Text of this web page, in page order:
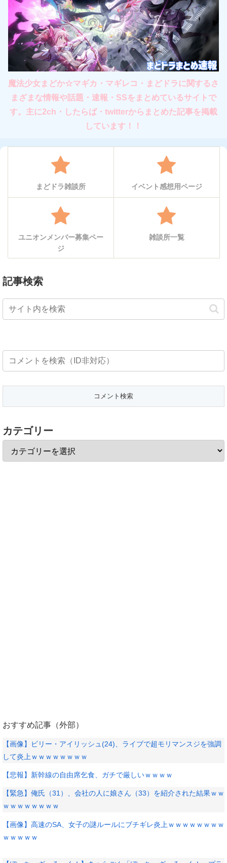
魔法少女まどか☆マギカ・マギレコ・まどドラに関するさ
まざまな情報や話題・速報・SSをまとめているサイトで
す。主に2ch・したらば・twitterからまとめた記事を掲載
しています！！
まどドラ雑談所 イベント感想用ページ
ユニオンメンバー募集ペー
ジ
雑談所一覧
記事検索
カテゴリー
おすすめ記事（外部）
【画像】ビリー・アイリッシュ(24)、ライブで超モリマンスジを強調
して炎上ｗｗｗｗｗｗｗｗ
【悲報】新幹線の自由席乞食、ガチで厳しいｗｗｗｗ
【緊急】俺氏（31）、会社の人に娘さん（33）を紹介された結果ｗｗ
ｗｗｗｗｗｗｗｗ
【画像】高速のSA、女子の謎ルールにブチギレ炎上ｗｗｗｗｗｗｗｗ
ｗｗｗｗｗ